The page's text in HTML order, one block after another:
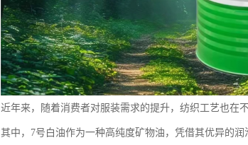
近年来，随着消费者对服装需求的提升，纺织工艺也在不
其中，7号白油作为一种高纯度矿物油，凭借其优异的